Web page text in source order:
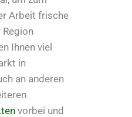
Arbeit frische
Ihnen viel
in
an anderen
vorbei und